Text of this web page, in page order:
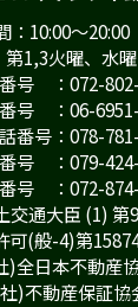
：10:00～20:00
第1,3火曜、水曜
号 ：072-
号 ：06-
番号：078-
号 ：079-
号 ：072-
交通大臣 (1) 第
可(般-4)第
)全日本不動産
産保証協